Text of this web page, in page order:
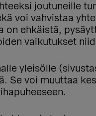
joutuneille
voi vahvistaa
ehkäistä,
vaikutukset
yleisölle
Se voi muuttaa